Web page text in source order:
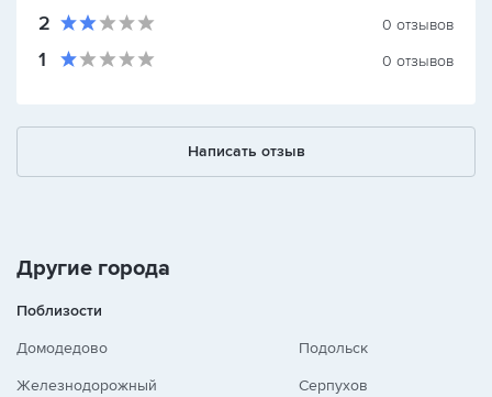
2 0 отзывов
1 0 отзывов
Написать отзыв
Другие города
Поблизости
Домодедово
Железнодорожный
Подольск
Серпухов